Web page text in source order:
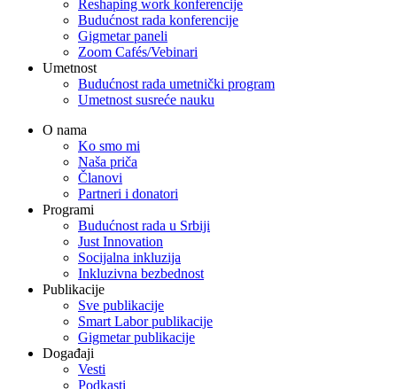
Reshaping work konferencije
Budućnost rada konferencije
Gigmetar paneli
Zoom Cafés/Vebinari
Umetnost
Budućnost rada umetnički program
Umetnost susreće nauku
O nama
Ko smo mi
Naša priča
Članovi
Partneri i donatori
Programi
Budućnost rada u Srbiji
Just Innovation
Socijalna inkluzija
Inkluzivna bezbednost
Publikacije
Sve publikacije
Smart Labor publikacije
Gigmetar publikacije
Događaji
Vesti
Podkasti